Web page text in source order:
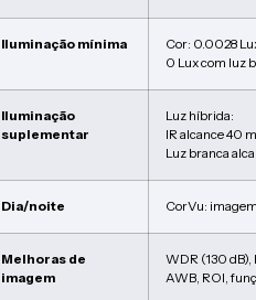
Iluminação mínima
Cor: 0.0028
0 Lux com luz
Iluminação
suplementar
Luz híbrida:
IR alcance 40 m
Luz branca
Dia/noite CorVu:
Melhoras de
imagem
WDR (130 dB),
AWB, ROI,